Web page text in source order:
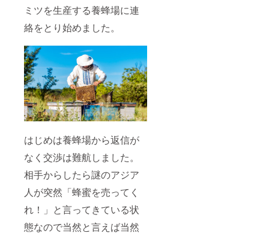
ミツを生産する養蜂場に連
絡をとり始めました。
はじめは養蜂場から返信が
なく交渉は難航しました。
相手からしたら謎のアジア
人が突然「蜂蜜を売ってく
れ！」と言ってきている状
態なので当然と言えば当然